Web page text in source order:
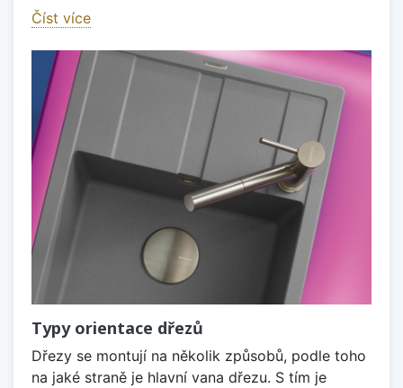
Číst více
Typy orientace dřezů
Dřezy se montují na několik způsobů, podle toho
na jaké straně je hlavní vana dřezu. S tím je